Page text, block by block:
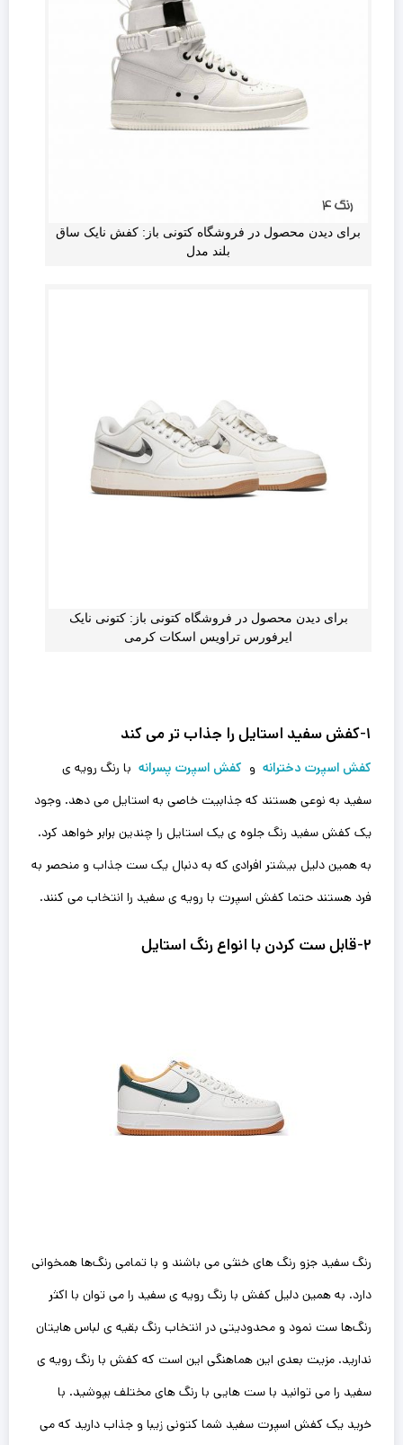
برای دیدن محصول در فروشگاه کتونی باز: کفش نایک ساق
بلند مدل
برای دیدن محصول در فروشگاه کتونی باز: کتونی نایک
ایرفورس تراویس اسکات کرمی
۱-کفش سفید استایل را جذاب تر می کند
کفش اسپرت دخترانه و کفش اسپرت پسرانه با رنگ رویه ی
سفید به نوعی هستند که جذابیت خاصی به استایل می دهد. وجود
یک کفش سفید رنگ جلوه ی یک استایل را چندین برابر خواهد کرد.
به همین دلیل بیشتر افرادی که به دنبال یک ست جذاب و منحصر به
فرد هستند حتما کفش اسپرت با رویه ی سفید را انتخاب می کنند.
۲-قابل ست کردن با‌ انواع رنگ استایل
رنگ سفید جزو رنگ های خنثی می باشند و با تمامی رنگ‌ها همخوانی
دارد. به همین دلیل کفش با رنگ رویه ی سفید را می توان با اکثر
رنگ‌ها ست نمود و محدودیتی در انتخاب رنگ بقیه ی لباس هایتان
ندارید. مزیت بعدی این هماهنگی این است که کفش با رنگ رویه ی
سفید را می توانید با ست هایی با رنگ های مختلف بپوشید. با
خرید یک کفش اسپرت سفید شما کتونی زیبا و جذاب دارید که می